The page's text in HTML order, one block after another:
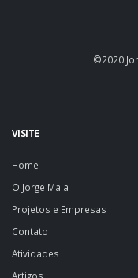
©2020
VISITE
Home
O Jorge Maia
Projetos e Empresas
Contato
Atividades
Artigos